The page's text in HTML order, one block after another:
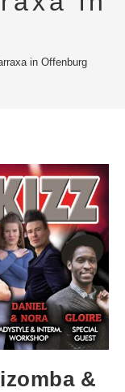
in Offenburg
&